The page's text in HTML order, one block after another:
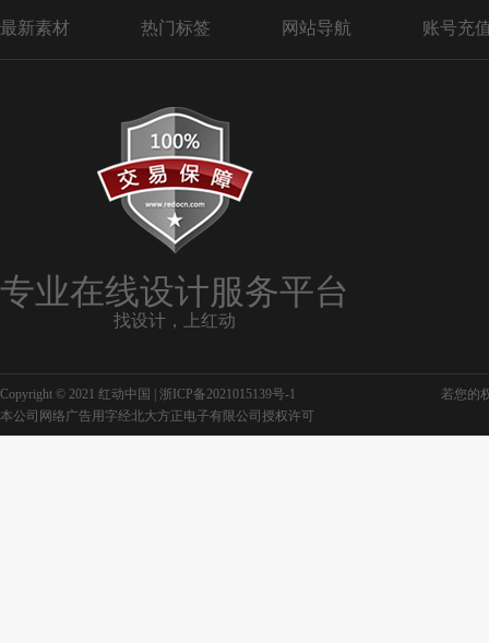
最新素材 热门标签 网站导航 账号充
专业在线设计服务平台
找设计，上红动
Copyright © 2021 红动中国 | 浙ICP备2021015139号-1
若您的
本公司网络广告用字经北大方正电子有限公司授权许可